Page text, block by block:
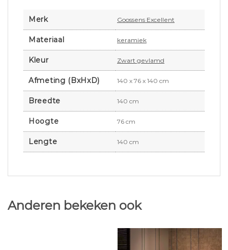
Merk Goossens Excellent
Materiaal keramiek
Kleur Zwart gevlamd
Afmeting (BxHxD) 140 x 76 x 140 cm
Breedte 140 cm
Hoogte 76 cm
Lengte 140 cm
Anderen bekeken ook